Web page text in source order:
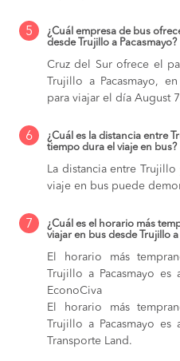
5
¿Cuál empresa de bus
desde Trujillo a Pacasmayo?
Cruz del Sur ofrece el
Trujillo a Pacasmayo,
para viajar el día August
6
¿Cuál es la distancia entre
tiempo dura el viaje en bus?
La distancia entre
viaje en bus puede
7
¿Cuál es el horario más
viajar en bus desde Trujillo a
El horario más
Trujillo a Pacasmayo
EconoCiva
El horario más
Trujillo a Pacasmayo
Transporte Land.